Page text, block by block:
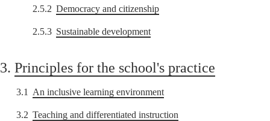
2.5.2 Democracy and citizenship
2.5.3 Sustainable development
3. Principles for the school's practice
3.1 An inclusive learning environment
3.2 Teaching and differentiated instruction